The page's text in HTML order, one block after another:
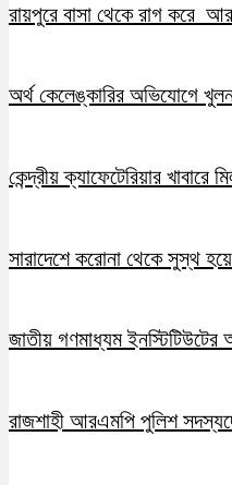
রায়পুরে বাসা থেকে রাগ করে
অর্থ কেলেঙ্কারির অভিযোগে
কেন্দ্রীয় ক্যাফেটেরিয়ার খাবারে
সারাদেশে করোনা থেকে সুস্থ
জাতীয় গণমাধ্যম
রাজশাহী আরএমপি পুলিশ